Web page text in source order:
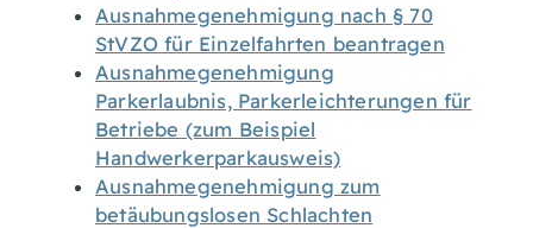
Ausnahmegenehmigung nach § 70
StVZO für Einzelfahrten beantragen
Ausnahmegenehmigung
Parkerlaubnis, Parkerleichterungen für
Betriebe (zum Beispiel
Handwerkerparkausweis)
Ausnahmegenehmigung zum
betäubungslosen Schlachten